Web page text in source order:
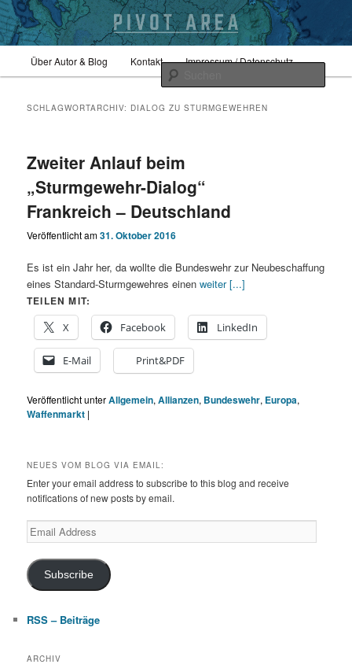
primären
springen
sekundären
springenpivotarea
HauptmenüÜber Autor & Blog Kontakt Impressum / Datenschutz
SCHLAGWORTARCHIV: DIALOG ZU STURMGEWEHREN
Zweiter Anlauf beim
„Sturmgewehr-Dialog“
Frankreich – Deutschland
Veröffentlicht am31. Oktober 2016
Es ist ein Jahr her, da wollte die Bundeswehr zur Neubeschaffung
eines Standard-Sturmgewehres einenweiter [...]
TEILEN MIT:
X
Facebook LinkedIn
E-Mail Print&PDF
Veröffentlicht unterAllgemein,Allianzen, Bundeswehr, Europa,
Waffenmarkt |
NEUES VOM BLOG VIA EMAIL:
Enter your email address to subscribe to this blog and receive
notifications of new posts by email.
Email
Address
Subscribe
RSS – Beiträge
ARCHIV